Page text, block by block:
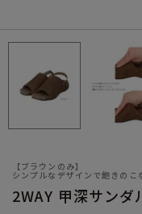
【ブラウンのみ】
シンプルなデザインで飽きの
2WAY 甲深サン
ヒールの高さ